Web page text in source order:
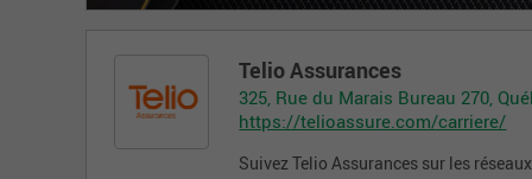
Telio Assurances
325, Rue du Marais Bureau 270,
https://telioassure.com/carriere/
Suivez Telio Assurances sur les